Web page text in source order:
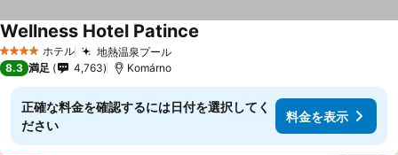
4 ホテルのランク
ホテル 地熱温泉プール
Wellness Hotel Patince
8.3 満足 4,763 Komárno
正確な料金を確認するには日付を選択してく
ださい
料金を表示